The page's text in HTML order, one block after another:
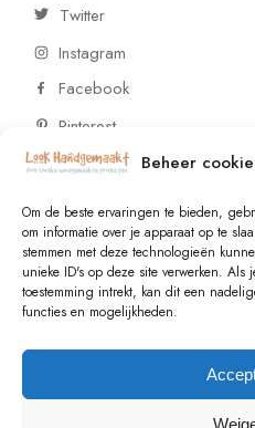
Beheer
Om de beste ervaringen te bieden,
om informatie over je apparaat op te
stemmen met deze technologieën
unieke ID's op deze site verwerken.
toestemming intrekt, kan dit een
functies en mogelijkheden.
Twitter
Instagram
Facebook
Pinterest
CONTACT
Vragen of wensen? Neem
+31 (0)6 229 021 29